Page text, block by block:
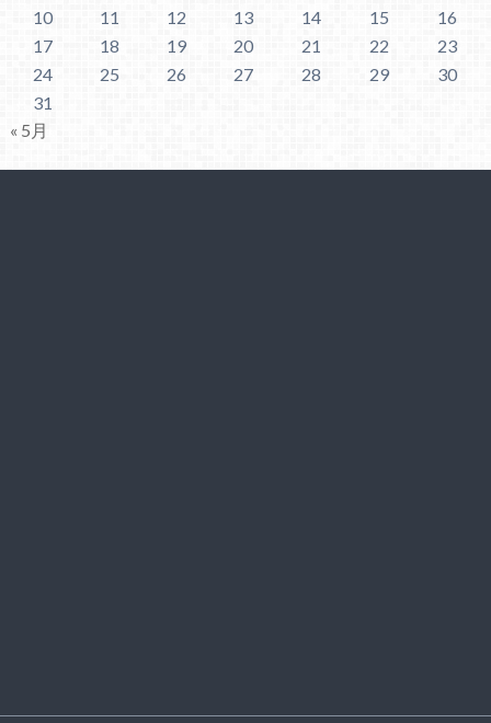
10
11 12 13 14 15
16
17
18 19 20 21 22
23
24
25 26 27 28 29
30
31
« 5月